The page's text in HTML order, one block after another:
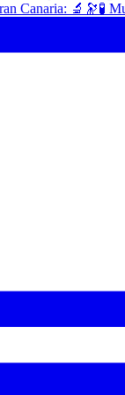
Canaria: 🔬🔭🧪